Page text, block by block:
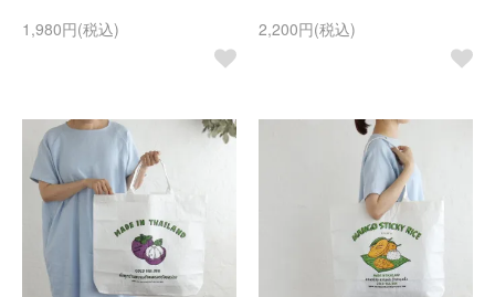
1,980円(税込)
2,200円(税込)